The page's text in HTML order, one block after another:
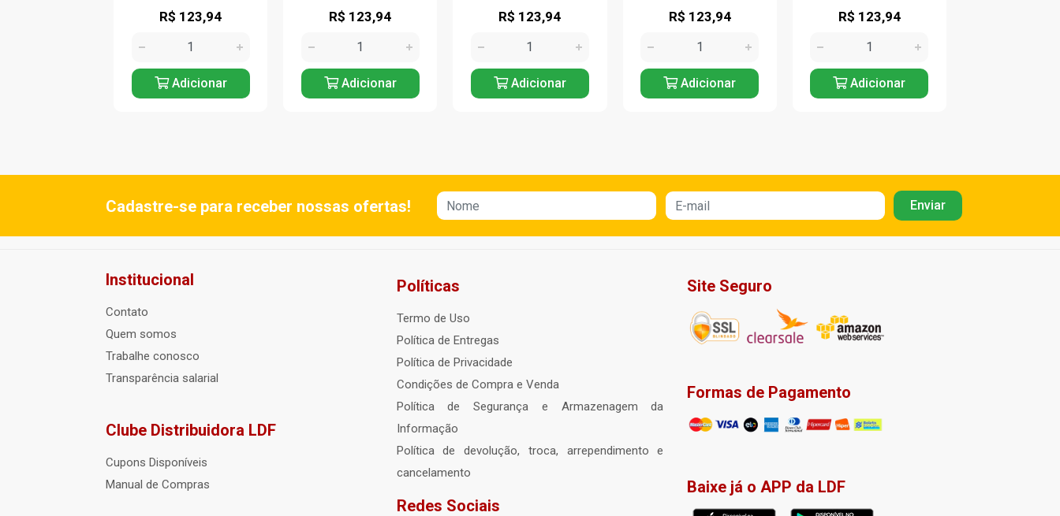
R$ 123,94
Adicionar
R$ 123,94
Adicionar
R$ 123,94
Adicionar
R$ 123,94
Adicionar
R$ 123,94
Adicionar
Cadastre-se para receber nossas ofertas!
Institucional
Contato
Quem somos
Trabalhe conosco
Transparência salarial
Clube Distribuidora LDF
Cupons Disponíveis
Manual de Compras
Políticas
Termo de Uso
Política de Entregas
Política de Privacidade
Condições de Compra e Venda
Política de Segurança e Armazenagem da
Informação
Política de devolução, troca, arrependimento e
cancelamento
Redes Sociais
Site Seguro
Formas de Pagamento
Baixe já o APP da LDF